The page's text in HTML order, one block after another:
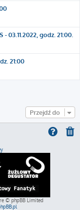
03.11.2022, godz. 21:00.
21:00
Przejdź do
© phpBB Limited